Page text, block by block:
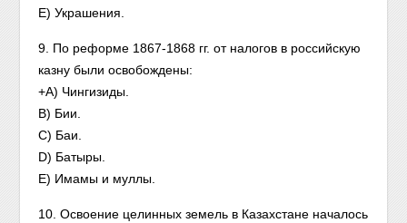
E) Украшения.
9. По реформе 1867-1868 гг. от налогов в российскую
казну были освобождены:
+A) Чингизиды.
B) Бии.
C) Баи.
D) Батыры.
E) Имамы и муллы.
10. Освоение целинных земель в Казахстане началось